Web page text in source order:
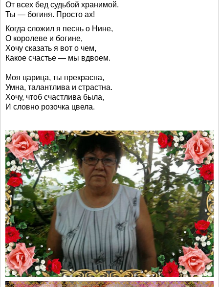
От всех бед судьбой хранимой.
Ты — богиня. Просто ах!
Когда сложил я песнь о Нине,
О королеве и богине,
Хочу сказать я вот о чем,
Какое счастье — мы вдвоем.
Моя царица, ты прекрасна,
Умна, талантлива и страстна.
Хочу, чтоб счастлива была,
И словно розочка цвела.